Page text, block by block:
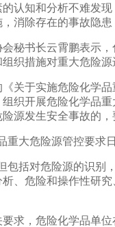
认知和分析不难发
消除存在的事故隐患
书长云霄鹏表示，
织措施对重大危险
于实施危险化学品
织开展危险化学品
源发生安全事故的
大危险源管控要求日
括对危险源的识别，
、危险和操作性研
，危险化学品单位